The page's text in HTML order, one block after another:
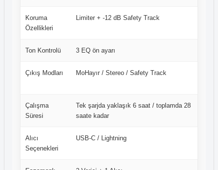
Koruma
Özellikleri
Limiter + -12 dB Safety Track
Ton Kontrolü 3 EQ ön ayarı
Çıkış Modları MoHayır / Stereo / Safety Track
Çalışma
Süresi
Tek şarjda yaklaşık 6 saat / toplamda 28
saate kadar
Alıcı
Seçenekleri
USB-C / Lightning